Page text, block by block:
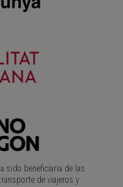
sido beneficiaria de las
de viajeros y